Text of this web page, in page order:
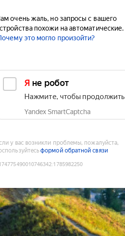
очень жаль, но запросы с вашего
похожи на автоматические.
это могло произойти?
Я не робот
Нажмите, чтобы продолжить
Yandex SmartCaptcha
у вас возникли проблемы, пожалуйста,
формой обратной связи
:1785982250